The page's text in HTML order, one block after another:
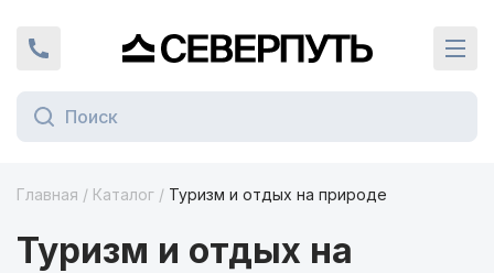
+7 (924) 924-16-46Вернуться на главную страницу
Главная / Каталог / Туризм и отдых на природе
Туризм и отдых на